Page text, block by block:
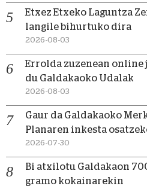
Etxez Etxeko Laguntza
langile bihurtuko dira
2026-08-03
Errolda zuzenean online
du Galdakaoko Udalak
2026-08-03
Gaur da Galdakaoko
Planaren inkesta
2026-07-30
Bi atxilotu Galdakaon
gramo kokainarekin